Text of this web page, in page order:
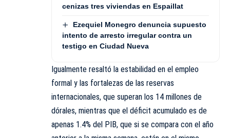
cenizas tres viviendas en Espaillat
Ezequiel Monegro denuncia supuesto
intento de arresto irregular contra un
testigo en Ciudad Nueva
Igualmente resaltó la estabilidad en el empleo
formal y las fortalezas de las reservas
internacionales, que superan los 14 millones de
dórales, mientras que el déficit acumulado es de
apenas 1.4% del PIB, que si se compara con el año